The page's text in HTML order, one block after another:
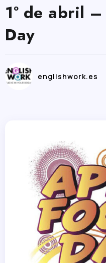
1º de abril
Day
englishwork.es